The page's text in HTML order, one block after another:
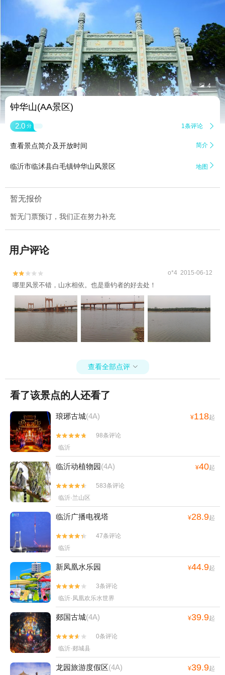
 4
钟华山(AA景区)
2.0 分 1条评论 
查看景点简介及开放时间 简介 
临沂市临沭县白毛镇钟华山风景区 地图 
暂无报价
暂无门票预订，我们正在努力补充
用户评论

 o*4 2015-06-12
哪里风景不错，山水相依。也是垂钓者的好去处！
查看全部点评 
看了该景点的人还看了
琅琊古城(4A) ¥118起


98条评论
临沂
临沂动植物园(4A) ¥40起


583条评论
临沂·兰山区
临沂广播电视塔 ¥28.9起


47条评论
临沂
新凤凰水乐园 ¥44.9起


3条评论
临沂·凤凰欢乐水世界
郯国古城(4A) ¥39.9起


0条评论
临沂·郯城县
龙园旅游度假区(4A) ¥39.9起